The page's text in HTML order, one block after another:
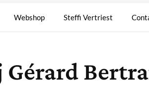
Webshop Steffi Vertriest